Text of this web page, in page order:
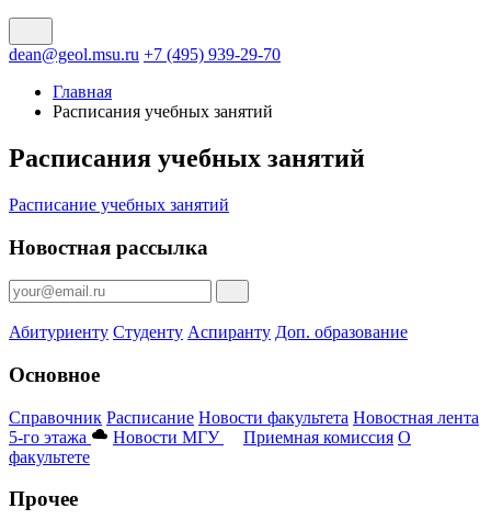
dean@geol.msu.ru +7 (495) 939-29-70
Главная
Расписания учебных занятий
Расписания учебных занятий
Расписание учебных занятий
Новостная рассылка
Абитуриенту Студенту Аспиранту Доп. образование
Основное
Справочник Расписание Новости факультета Новостная лента
5-го этажа
Новости МГУ Приемная комиссия О
факультете
Прочее